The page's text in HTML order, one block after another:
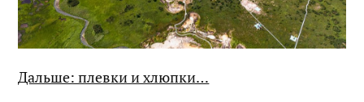
Дальше: плевки и хлюпки…